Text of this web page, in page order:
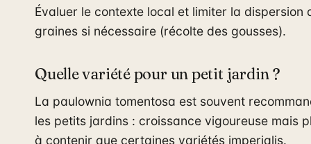
Évaluer le contexte local et limiter la dispersion
graines si nécessaire (récolte des gousses).
Quelle variété pour un petit jardin ?
La paulownia tomentosa est souvent
les petits jardins : croissance vigoureuse mais
à contenir que certaines variétés imperialis.